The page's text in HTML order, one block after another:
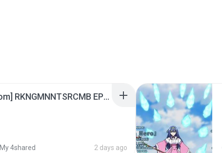
[Witanime.com] RKNGMNNTSRCMB EP 07 HD.mp4
My 4shared 2 days ago